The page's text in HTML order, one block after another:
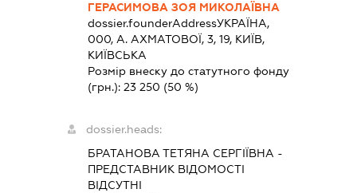
ГЕРАСИМОВА ЗОЯ МИКОЛАЇВНА
dossier.founderAddressУКРАЇНА,
000, А. АХМАТОВОЇ, 3, 19, КИЇВ,
КИЇВСЬКА
Розмір внеску до статутного фонду
(грн.):23 250 (50 %)
dossier.heads:
БРАТАНОВА ТЕТЯНА СЕРГІЇВНА -
ПРЕДСТАВНИК ВІДОМОСТІ
ВІДСУТНІ